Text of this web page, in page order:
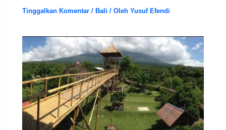
Tinggalkan Komentar / Bali / OlehYusuf Efendi